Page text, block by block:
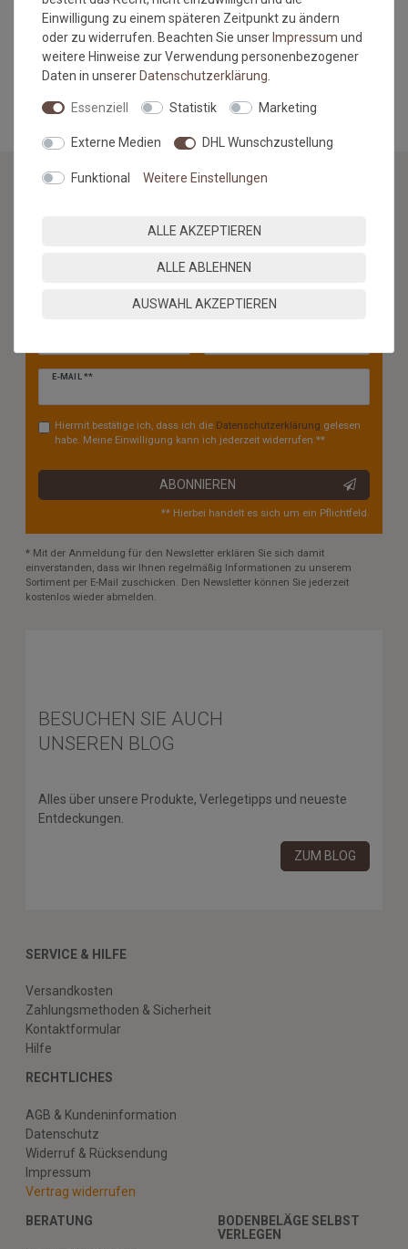
Hinweis zum Versand: Dieser Artikel wird ausschliesslich frei
Bordsteinkante geliefert.
MEHR INFORMATIONEN ZUM EU VERANTWORTLICHEN »
und erfahren Sie von den neuesten Produkten als
E-MAIL **
Newsletter
Hiermit bestätige ich, dass ich die Daten­schutz­erklärung gelesen
habe. Meine Einwilligung kann ich jederzeit widerrufen.**
ABONNIEREN
** Hierbei handelt es sich um ein Pflichtfeld.
* Mit der Anmeldung für den Newsletter erklären Sie sich damit
einverstanden, dass wir Ihnen regelmäßig Informationen zu unserem
Sortiment per E-Mail zuschicken. Den Newsletter können Sie jederzeit
kostenlos wieder abmelden.
BESUCHEN SIE AUCH
UNSEREN BLOG
Alles über unsere Produkte, Verlegetipps und neueste
Entdeckungen.
ZUM BLOG
SERVICE & HILFE
Versandkosten
Zahlungsmethoden & Sicherheit
Kontaktformular
Hilfe
RECHTLICHES
AGB & Kundeninformation
Datenschutz
Widerruf & Rücksendung
Impressum
Vertrag widerrufen
BERATUNG
BODENBELÄGE SELBST
VERLEGEN
Einwilligung zu einem späteren Zeitpunkt zu ändern
oder zu widerrufen. Beachten Sie unserImpressum und
weitere Hinweise zur Verwendung personenbezogener
Daten in unsererDaten­schutz­erklärung
Essenziell Statistik Marketing
Externe Medien DHL Wunschzustellung
Funktional Weitere Einstellungen
ALLE AKZEPTIEREN
ALLE ABLEHNEN
AUSWAHL AKZEPTIEREN